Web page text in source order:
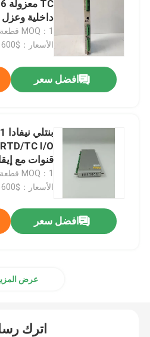
Triconex DCS
هيما PLC
Rockwell Allen Bradley PLC
وحدات PLC
داخلية وعزل 250Vdc بين القنوات
MOQ：1 قطعة
الأسعار：$600
افضل سعر
قنوات مع
MOQ：1 قطعة
الأسعار：$600
افضل سعر
عرض
اترك